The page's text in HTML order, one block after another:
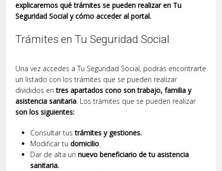
explicaremos qué trámites se pueden realizar en Tu
Seguridad Social y cómo acceder al portal.
Trámites en Tu Seguridad Social
Una vez accedes a Tu Seguridad Social, podrás encontrarte
un listado con los trámites que se pueden realizar
divididos entres apartados cono son trabajo, familia y
asistencia sanitaria. Los trámites que se pueden realizar
son los siguientes:
Consultar tustrámites y gestiones.
Modificar tudomicilio.
Dar de alta unnuevo beneficiario de tu asistencia
sanitaria.